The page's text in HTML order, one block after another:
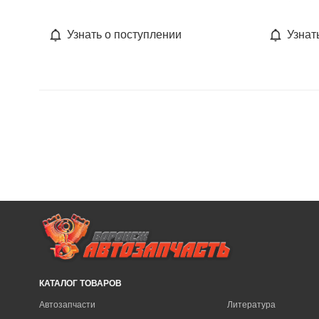
Узнать о поступлении
КАТАЛОГ ТОВАРОВ
Автозапчасти
Литература